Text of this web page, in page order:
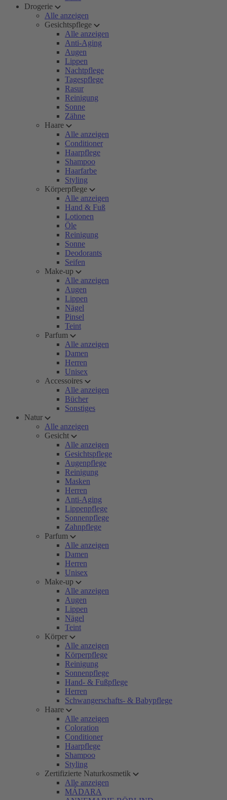
Drogerie
Alle anzeigen
Gesichtspflege
Alle anzeigen
Anti-Aging
Augen
Lippen
Nachtpflege
Tagespflege
Rasur
Reinigung
Sonne
Zähne
Haare
Alle anzeigen
Conditioner
Haarpflege
Shampoo
Haarfarbe
Styling
Körperpflege
Alle anzeigen
Hand & Fuß
Lotionen
Öle
Reinigung
Sonne
Deodorants
Seifen
Make-up
Alle anzeigen
Augen
Lippen
Nägel
Pinsel
Teint
Parfum
Alle anzeigen
Damen
Herren
Unisex
Accessoires
Alle anzeigen
Bücher
Sonstiges
Natur
Alle anzeigen
Gesicht
Alle anzeigen
Gesichtspflege
Augenpflege
Reinigung
Masken
Herren
Anti-Aging
Lippenpflege
Sonnenpflege
Zahnpflege
Parfum
Alle anzeigen
Damen
Herren
Unisex
Make-up
Alle anzeigen
Augen
Lippen
Nägel
Teint
Körper
Alle anzeigen
Körperpflege
Reinigung
Sonnenpflege
Hand- & Fußpflege
Herren
Schwangerschafts- & Babypflege
Haare
Alle anzeigen
Coloration
Conditioner
Haarpflege
Shampoo
Styling
Zertifizierte Naturkosmetik
Alle anzeigen
MÁDARA